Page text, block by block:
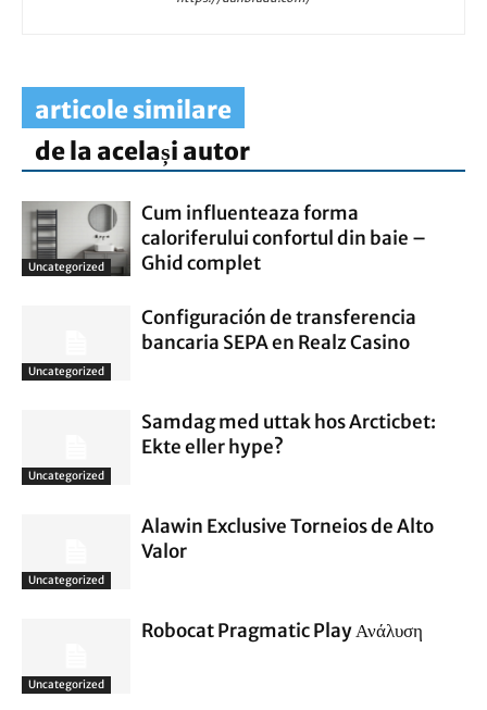
articole similare
de la același autor
Uncategorized
Cum influenteaza forma
caloriferului confortul din baie –
Ghid complet
Uncategorized
Configuración de transferencia
bancaria SEPA en Realz Casino
Uncategorized
Samdag med uttak hos Arcticbet:
Ekte eller hype?
Uncategorized
Alawin Exclusive Torneios de Alto
Valor
Uncategorized
Robocat Pragmatic Play Ανάλυση